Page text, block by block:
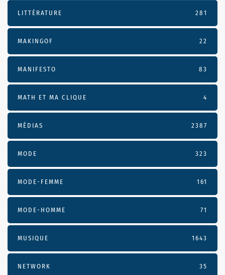
LITTÉRATURE 281
MAKINGOF 22
MANIFESTO 83
MATH ET MA CLIQUE 4
MÉDIAS 2387
MODE 323
MODE-FEMME 161
MODE-HOMME 71
MUSIQUE 1643
NETWORK 35